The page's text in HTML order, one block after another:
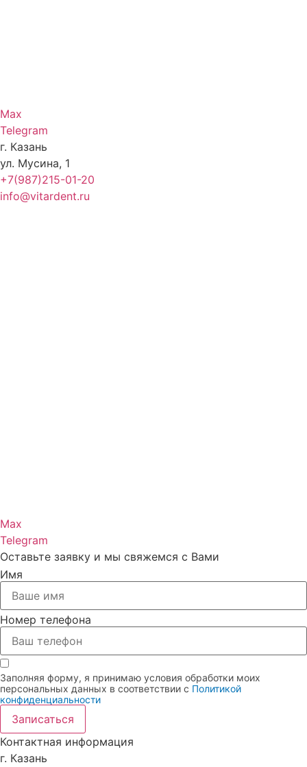
Max
Telegram
г. Казань
ул. Мусина, 1
+7(987)215-01-20
info@vitardent.ru
Max
Telegram
Оставьте заявку и мы свяжемся с Вами
Имя
Номер телефона
Заполняя форму, я принимаю условия обработки моих
персональных данных в соответствии с Политикой
конфиденциальности
Записаться
Контактная информация
г. Казань